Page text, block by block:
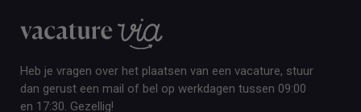
Heb je vragen over het plaatsen van een vacature, stuur
dan gerust een mail of bel op werkdagen tussen 09:00
en 17:30. Gezellig!